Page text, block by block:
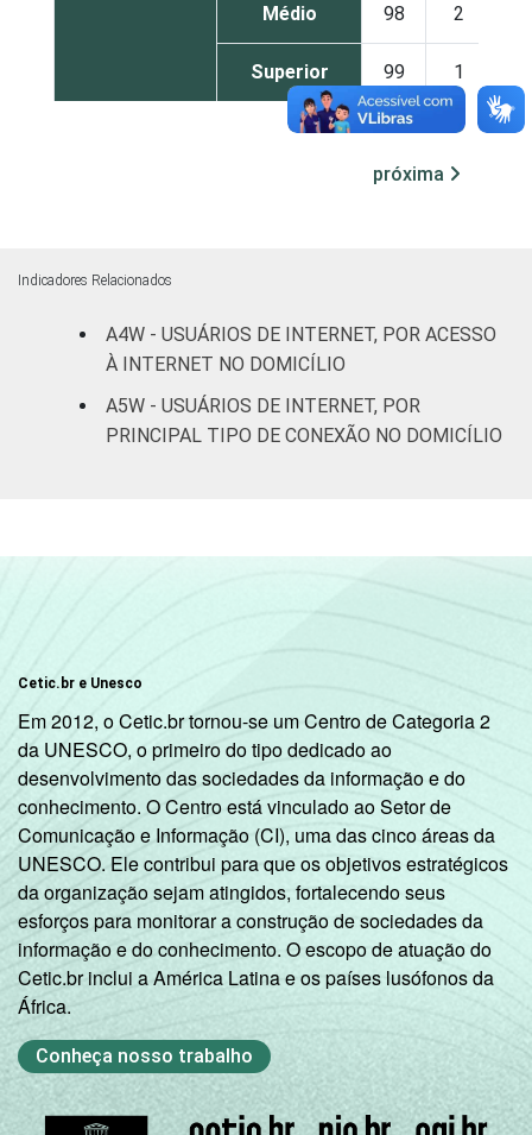
Médio 98 2
Superior 99 1
De 16 a 24
anos
anos
99
CLASSE
AB 99 1
URBANO X
RURAL
Urbana
Rural 93
COR OU RAÇA Branca 99 1
Preta 98 2
Parda 98 2
Indígena 92 8
próxima
Indicadores Relacionados
A4W - USUÁRIOS DE INTERNET, POR ACESSO
À INTERNET NO DOMICÍLIO
A5W - USUÁRIOS DE INTERNET, POR
PRINCIPAL TIPO DE CONEXÃO NO DOMICÍLIO
Cetic.br e Unesco
Em 2012, o Cetic.br tornou-se um Centro de Categoria 2
da UNESCO, o primeiro do tipo dedicado ao
desenvolvimento das sociedades da informação e do
conhecimento. O Centro está vinculado ao Setor de
Comunicação e Informação (CI), uma das cinco áreas da
UNESCO. Ele contribui para que os objetivos estratégicos
da organização sejam atingidos, fortalecendo seus
esforços para monitorar a construção de sociedades da
informação e do conhecimento. O escopo de atuação do
Cetic.br inclui a América Latina e os países lusófonos da
África.
Conheça nosso trabalho